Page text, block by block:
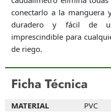
conectarlo a la manguera
duradero y fácil de
imprescindible para
de riego.
Ficha Técnica
MATERIAL
PVC